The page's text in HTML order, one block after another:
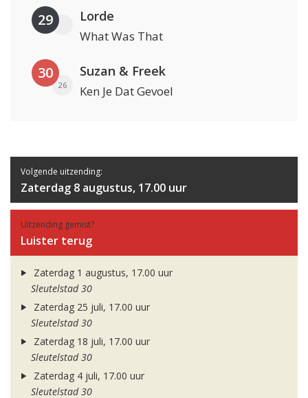
29 Lorde
What Was That
30
26
Suzan & Freek
Ken Je Dat Gevoel
Volgende uitzending:
Zaterdag 8 augustus, 17.00 uur
Uitzending gemist?
Luister terug
Zaterdag 1 augustus, 17.00 uur
Sleutelstad 30
Zaterdag 25 juli, 17.00 uur
Sleutelstad 30
Zaterdag 18 juli, 17.00 uur
Sleutelstad 30
Zaterdag 4 juli, 17.00 uur
Sleutelstad 30